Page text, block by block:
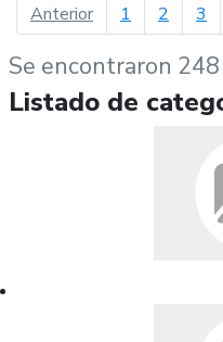
Anteriorpágina anterior
1 2 3
Se encontraron
Listado de